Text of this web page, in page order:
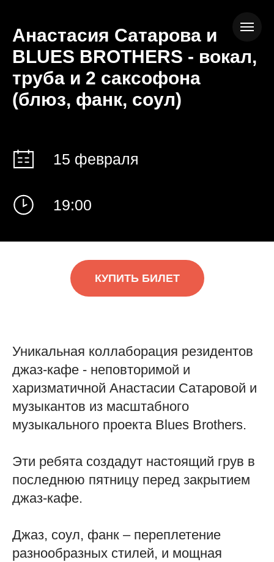
Анастасия Сатарова и
BLUES BROTHERS - вокал,
труба и 2 саксофона
(блюз, фанк, соул)
15 февраля
19:00
КУПИТЬ БИЛЕТ
Уникальная коллаборация резидентов
джаз-кафе - неповторимой и
харизматичной Анастасии Сатаровой и
музыкантов из масштабного
музыкального проекта Blues Brothers.
Эти ребята создадут настоящий грув в
последнюю пятницу перед закрытием
джаз-кафе.
Джаз, соул, фанк – переплетение
разнообразных стилей, и мощная